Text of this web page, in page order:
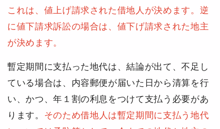
これは、値上げ請求された借地人が決めます。 逆
に値下請求訴訟の場合は、値下げ請求された地主
が決めます。
暫定期間に支払った地代は、結論が出て、不足し
ている場合は、内容郵便が届いた日から清算を行
い、かつ、年１割の利息をつけて支払う必要があ
ります。 そのため借地人は暫定期間に支払う地代